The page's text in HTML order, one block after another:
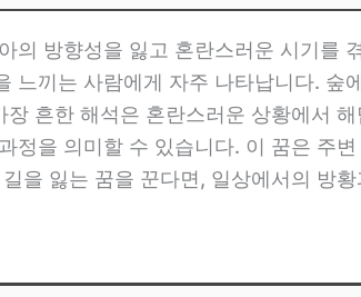
의 방향성을 잃고 혼란스러운 시기를
느끼는 사람에게 자주 나타납니다.
장 흔한 해석은 혼란스러운 상황에서
정을 의미할 수 있습니다. 이 꿈은 주
을 잃는 꿈을 꾼다면, 일상에서의 방